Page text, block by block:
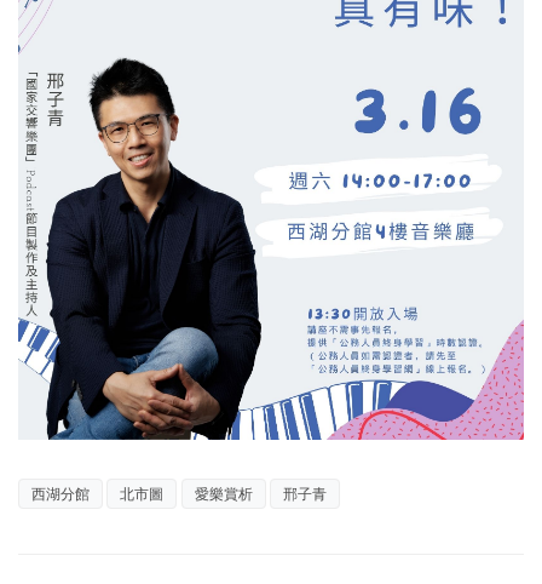
西湖分館 北市圖 愛樂賞析 邢子青